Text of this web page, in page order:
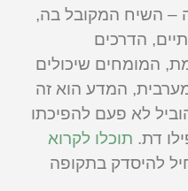
השיח המקובל בה,
הדרכים
המומחים שיכולים
המדע הוא זה
לא פעם להפיכתו
דת. תוכלו לקרוא
להיסדק בתקופה